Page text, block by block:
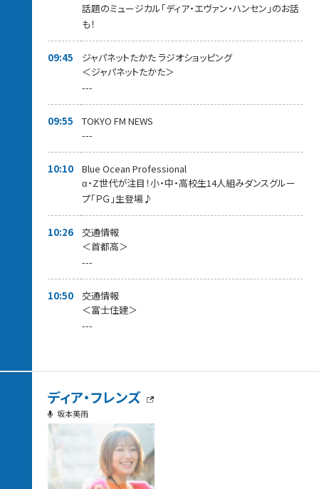
話題のミュージカル「ディア・エヴァン・ハンセン」のお話
も！
09:45
ジャパネットたかた ラジオショッピング
＜ジャパネットたかた＞
---
09:55
TOKYO FM NEWS
---
10:10
Blue Ocean Professional
α・Z世代が注目！小・中・高校生14人組みダンスグルー
プ「ＰＧ」生登場♪
10:26
交通情報
＜首都高＞
---
10:50
交通情報
＜富士住建＞
---
ディア・フレンズ
坂本美雨